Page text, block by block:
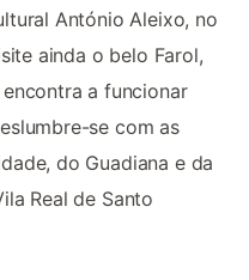
António Aleixo, no
ainda o belo Farol,
a funcionar
se com as
do Guadiana e da
Real de Santo